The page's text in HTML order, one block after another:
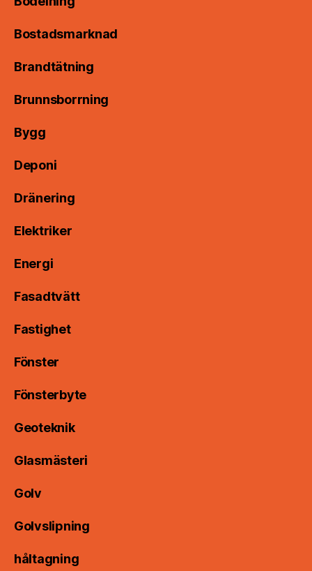
Bostadsmarknad
Brandtätning
Brunnsborrning
Bygg
Deponi
Dränering
Elektriker
Energi
Fasadtvätt
Fastighet
Fönster
Fönsterbyte
Geoteknik
Glasmästeri
Golv
Golvslipning
håltagning